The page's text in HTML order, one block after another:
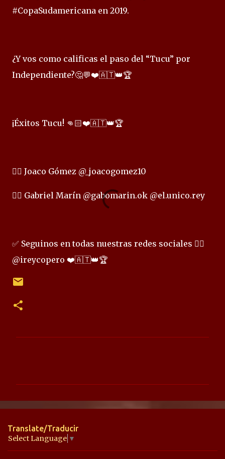
#CopaSudamericana en 2019.
¿Y vos como calificas el paso del “Tucu” por
Independiente?🤔💬❤️🇦🇹👑🏆
¡Éxitos Tucu! 👊🏻❤️🇦🇹👑🏆
✍🏻 Joaco Gómez @_joacogomez10
✍🏻 Gabriel Marín @gabomarin.ok @el.unico.rey
✅ Seguinos en todas nuestras redes sociales 👉🏻
@ireycopero ❤️🇦🇹👑🏆
n
a
r
Translate/Traducir
Select Language ▼